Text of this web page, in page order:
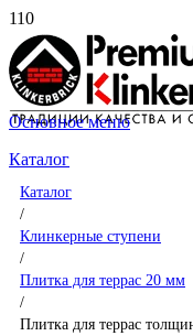
Основное меню
Каталог
Каталог
/
Клинкерные ступени
/
Плитка для террас 20 мм
/
Плитка для террас